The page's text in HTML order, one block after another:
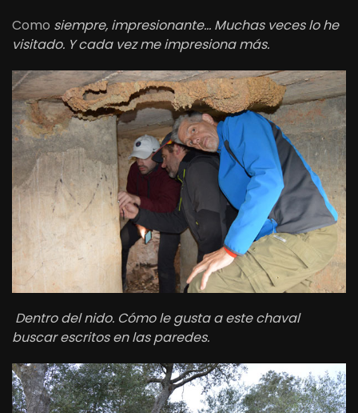
Como siempre, impresionante… Muchas veces lo he
visitado. Y cada vez me impresiona más.
Dentro del nido. Cómo le gusta a este chaval
buscar escritos en las paredes.